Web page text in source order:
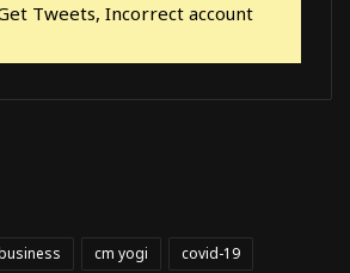
Tweets, Incorrect account
cm yogi covid-19